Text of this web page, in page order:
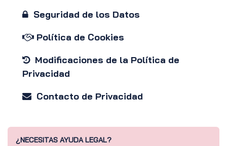
Seguridad de los Datos
Política de Cookies
Modificaciones de la Política de
Privacidad
Contacto de Privacidad
¿NECESITAS AYUDA LEGAL?